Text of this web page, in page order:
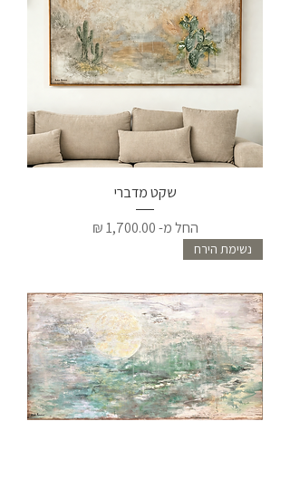
שקט מדברי
החל מ-
מחיר מבצע
נשימת הירח